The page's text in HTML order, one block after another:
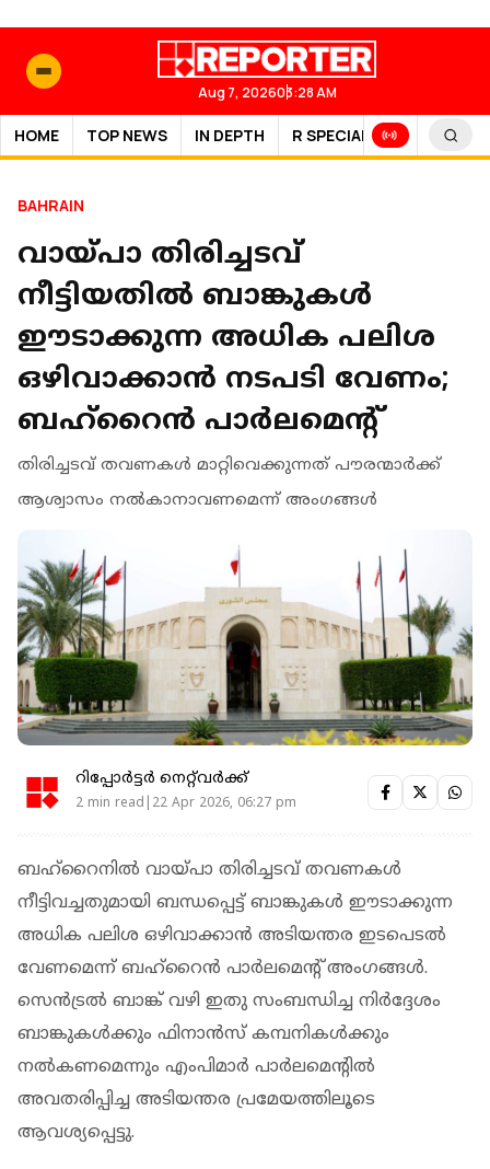
Aug 7, 202603:28 AM
HOME TOP NEWS IN DEPTH R SPECIAL SPORTS
BAHRAIN
വായ്പാ തിരിച്ചടവ്
നീട്ടിയതിൽ ബാങ്കുകള്‍
ഈടാക്കുന്ന അധിക പലിശ
ഒഴിവാക്കാന്‍ നടപടി വേണം;
ബഹ്റൈൻ പാർലമെന്റ്
തിരിച്ചടവ് തവണകള്‍ മാറ്റിവെക്കുന്നത് പൗരന്മാര്‍ക്ക്
ആശ്വാസം നല്‍കാനാവണമെന്ന് അംഗങ്ങൾ
റിപ്പോർട്ടർ നെറ്റ്‌വര്‍ക്ക്‌
2 min read|22 Apr 2026, 06:27 pm
ബഹ്റൈനില്‍ വായ്പാ തിരിച്ചടവ് തവണകള്‍
നീട്ടിവച്ചതുമായി ബന്ധപ്പെട്ട് ബാങ്കുകള്‍ ഈടാക്കുന്ന
അധിക പലിശ ഒഴിവാക്കാന്‍ അടിയന്തര ഇടപെടല്‍
വേണമെന്ന് ബഹ്റൈന്‍ പാര്‍ലമെന്റ് അംഗങ്ങള്‍.
സെന്‍ട്രല്‍ ബാങ്ക് വഴി ഇതു സംബന്ധിച്ച നിര്‍ദ്ദേശം
ബാങ്കുകള്‍ക്കും ഫിനാന്‍സ് കമ്പനികള്‍ക്കും
നല്‍കണമെന്നും എംപിമാര്‍ പാര്‍ലമെന്റില്‍
അവതരിപ്പിച്ച അടിയന്തര പ്രമേയത്തിലൂടെ
ആവശ്യപ്പെട്ടു.